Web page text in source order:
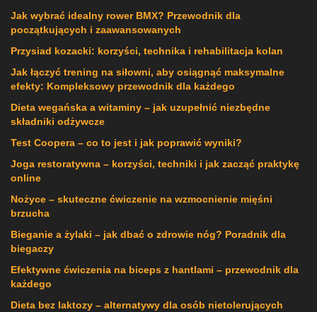
Jak wybrać idealny rower BMX? Przewodnik dla
początkujących i zaawansowanych
Przysiad kozacki: korzyści, technika i rehabilitacja kolan
Jak łączyć trening na siłowni, aby osiągnąć maksymalne
efekty: Kompleksowy przewodnik dla każdego
Dieta wegańska a witaminy – jak uzupełnić niezbędne
składniki odżywcze
Test Coopera – co to jest i jak poprawić wyniki?
Joga restoratywna – korzyści, techniki i jak zacząć praktykę
online
Nożyce – skuteczne ćwiczenie na wzmocnienie mięśni
brzucha
Bieganie a żylaki – jak dbać o zdrowie nóg? Poradnik dla
biegaczy
Efektywne ćwiczenia na biceps z hantlami – przewodnik dla
każdego
Dieta bez laktozy – alternatywy dla osób nietolerujących